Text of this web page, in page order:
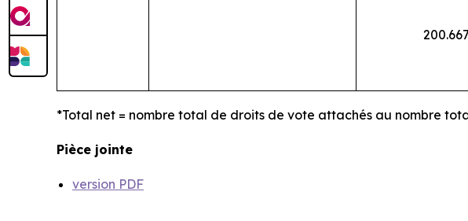
*Total net = nombre total de droits de vote attachés au nombre
Pièce jointe
version PDF